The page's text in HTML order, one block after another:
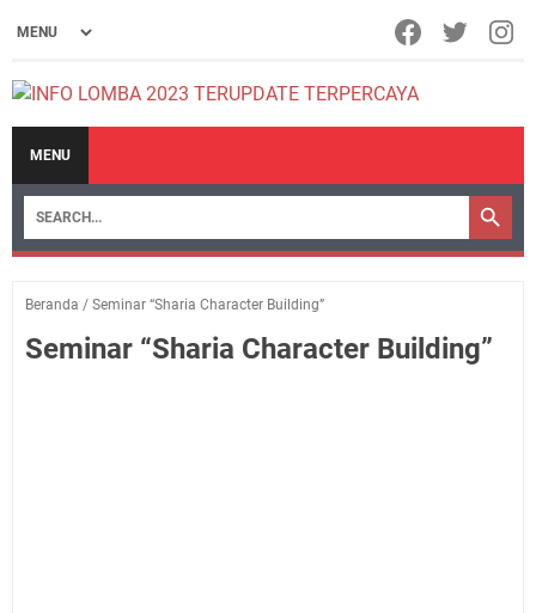
MENU
Beranda / Seminar “Sharia Character Building”
Seminar “Sharia Character Building”